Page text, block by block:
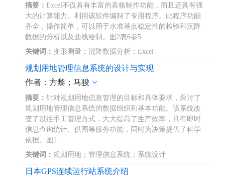
摘要： Excel不仅具有丰富的表格制作功能，而且还具有强
大的计算能力。利用该软件编制了专用程序。此程序功能
齐全，操作简单，可以用于水准基点稳定性的检验和沉降
数据的分析以及曲线绘制。图2表6参5
关键词： 变形测量；沉降数据分析；Excel
规划用地管理信息系统的设计与实现
作者：方黎；马骏
摘要： 针对规划用地信息管理的目标和具体要求，探讨了
规划用地管理信息系统的数据组织和基本功能。该系统改
变了以往手工管理方式，大大提高了生产效率，具有即时
信息查询统计、供图等服务功能，同时为决策提供了科学
依据。图1
关键词： 规划用地；管理信息系统；系统设计
日本GPS连续运行站系统介绍